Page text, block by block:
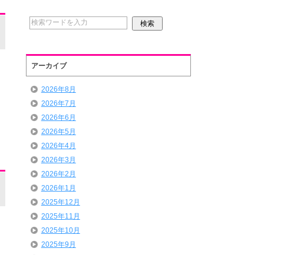
アーカイブ
2026年8月
2026年7月
2026年6月
2026年5月
2026年4月
2026年3月
2026年2月
2026年1月
2025年12月
2025年11月
2025年10月
2025年9月